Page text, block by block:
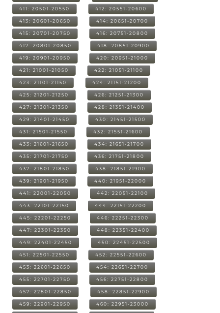
411: 20501-20550 412: 20551-20600
413: 20601-20650 414: 20651-20700
415: 20701-20750 416: 20751-20800
417: 20801-20850 418: 20851-20900
419: 20901-20950 420: 20951-21000
421: 21001-21050 422: 21051-21100
423: 21101-21150 424: 21151-21200
425: 21201-21250 426: 21251-21300
427: 21301-21350 428: 21351-21400
429: 21401-21450 430: 21451-21500
431: 21501-21550 432: 21551-21600
433: 21601-21650 434: 21651-21700
435: 21701-21750 436: 21751-21800
437: 21801-21850 438: 21851-21900
439: 21901-21950 440: 21951-22000
441: 22001-22050 442: 22051-22100
443: 22101-22150 444: 22151-22200
445: 22201-22250 446: 22251-22300
447: 22301-22350 448: 22351-22400
449: 22401-22450 450: 22451-22500
451: 22501-22550 452: 22551-22600
453: 22601-22650 454: 22651-22700
455: 22701-22750 456: 22751-22800
457: 22801-22850 458: 22851-22900
459: 22901-22950 460: 22951-23000